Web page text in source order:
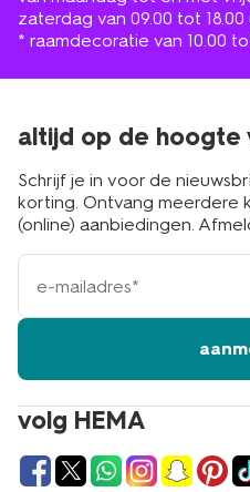
zaterdag van 09.00 tot 18.00
* raamdecoratie van 10.00
volg HEMA
altijd op de hoogte
Schrijf je in voor de
korting. Ontvang meerdere
(online) aanbiedingen.
e-
mailadres